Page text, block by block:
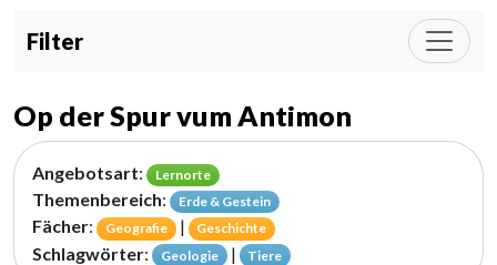
Filter
Op der Spur vum Antimon
Angebotsart: Lernorte
Themenbereich: Erde & Gestein
Fächer: Geografie | Geschichte
Schlagwörter: Geologie | Tiere